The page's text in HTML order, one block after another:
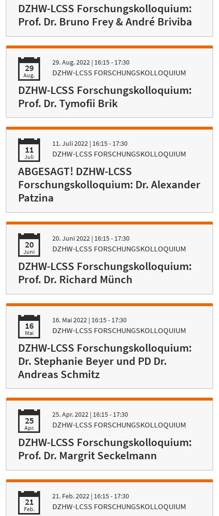
DZHW-LCSS Forschungskolloquium:
Prof. Dr. Bruno Frey & André Briviba
29
Aug.
29. Aug. 2022 | 16:15 - 17:30
DZHW-LCSS FORSCHUNGSKOLLOQUIUM
DZHW-LCSS Forschungskolloquium:
Prof. Dr. Tymofii Brik
11
Juli
11. Juli 2022 | 16:15 - 17:30
DZHW-LCSS FORSCHUNGSKOLLOQUIUM
ABGESAGT! DZHW-LCSS
Forschungskolloquium: Dr. Alexander
Patzina
20
Juni
20. Juni 2022 | 16:15 - 17:30
DZHW-LCSS FORSCHUNGSKOLLOQUIUM
DZHW-LCSS Forschungskolloquium:
Prof. Dr. Richard Münch
16
Mai
16. Mai 2022 | 16:15 - 17:30
DZHW-LCSS FORSCHUNGSKOLLOQUIUM
DZHW-LCSS Forschungskolloquium:
Dr. Stephanie Beyer und PD Dr.
Andreas Schmitz
25
Apr.
25. Apr. 2022 | 16:15 - 17:30
DZHW-LCSS FORSCHUNGSKOLLOQUIUM
DZHW-LCSS Forschungskolloquium:
Prof. Dr. Margrit Seckelmann
21
Feb.
21. Feb. 2022 | 16:15 - 17:30
DZHW-LCSS FORSCHUNGSKOLLOQUIUM